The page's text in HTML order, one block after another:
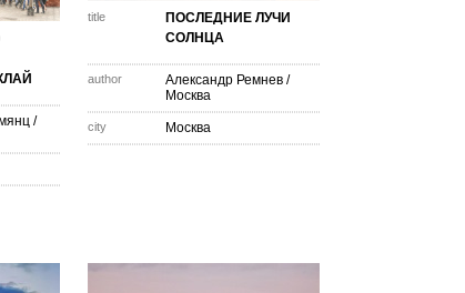
/
title
ПОСЛЕДНИЕ ЛУЧИ
СОЛНЦА
author Александр Ремнев /
Москва
city Москва